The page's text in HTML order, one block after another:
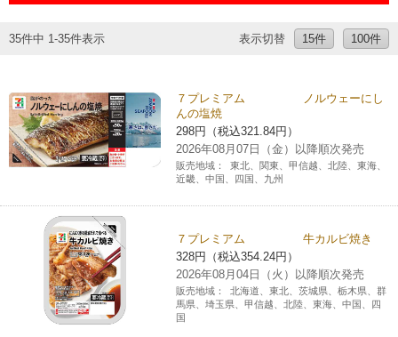
ギフト
ニンテンドー・ダウンロードカード
コピー
スキャン
ファクス
チケット
宅配便
セブン銀行ATM
ご利用可能なお支払い方法
各種料金のお支払い
チケットサービス
チケットぴあ
イープラス
CNプレイガイド
セブン‐イレブンでお受取り
タワーレコード
セブンネットショッピング
停電時のサービス停止のお知らせ
ニュースリリース
企業理念
貸借対照表・損益計算書
国内店舗数
サステナビリティ
セブン＆アイ・ホールディングスの重点課題
サステナビリティ活動基本方針
サステナビリティ推進体制
GREEN CHALLENGE 2050
加盟店オーナー募集 物件募集・購入
店舗検索
ネットショッピング
お問い合わせ
Language
35件中 1-35件表示 表示切替 15件 100件
７プレミアム ノルウェーにし
んの塩焼
298円（税込321.84円）
2026年08月07日（金）以降順次発売
販売地域：
東北、関東、甲信越、北陸、東海、
近畿、中国、四国、九州
７プレミアム 牛カルビ焼き
328円（税込354.24円）
2026年08月04日（火）以降順次発売
販売地域：
北海道、東北、茨城県、栃木県、群
馬県、埼玉県、甲信越、北陸、東海、中国、四
国